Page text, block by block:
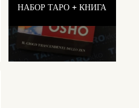
НАБОР ТАРО + КНИГА